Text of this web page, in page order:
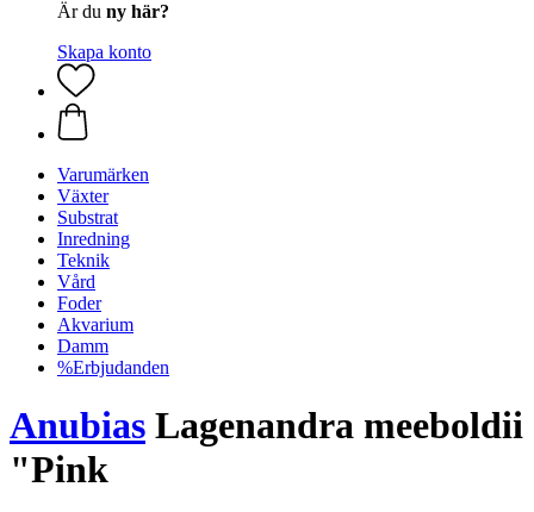
Är du ny här?
Skapa konto
Varumärken
Växter
Substrat
Inredning
Teknik
Vård
Foder
Akvarium
Damm
%Erbjudanden
Anubias Lagenandra meeboldii
"Pink